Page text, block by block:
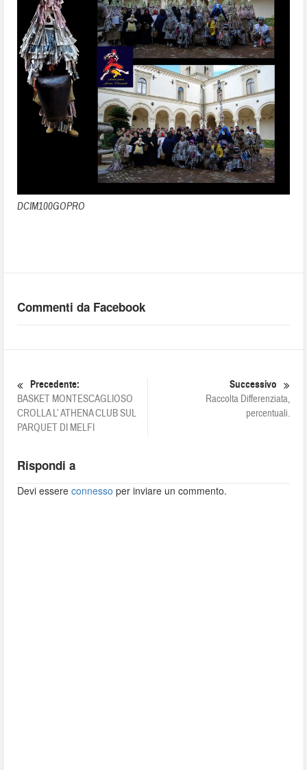
DCIM100GOPRO
Commenti da Facebook
Precedente:
BASKET MONTESCAGLIOSO
CROLLA L’ ATHENA CLUB SUL
PARQUET DI MELFI
Successivo
Raccolta Differenziata,
percentuali.
Rispondi a
Devi essereconnesso per inviare un commento.